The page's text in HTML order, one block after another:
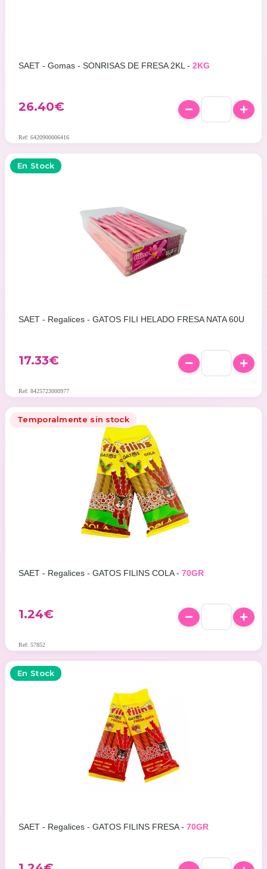
SAET - Gomas - SONRISAS DE FRESA 2KL - 2KG
26.40€
Ref: 6420900006416
En Stock
SAET - Regalices - GATOS FILI HELADO FRESA NATA 60U
17.33€
Ref: 8425723000977
Temporalmente sin stock
SAET - Regalices - GATOS FILINS COLA - 70GR
1.24€
Ref: 57852
En Stock
SAET - Regalices - GATOS FILINS FRESA - 70GR